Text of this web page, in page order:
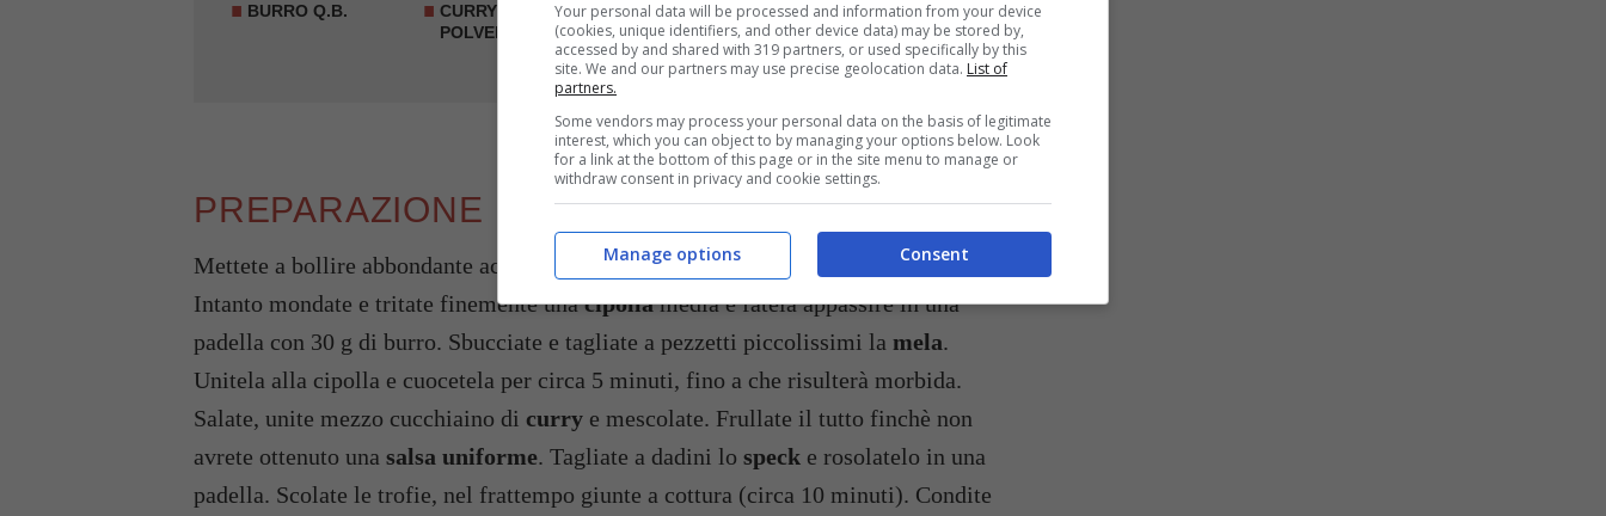
BURRO Q.B. CURRY
POLVERE
PREZZEMOLO Q.B. SALE Q.B.
PREPARAZIONE
Mettete a bollire abbondante acqua. Salatela al bollore e mettete a cuocere le trofie.
Intanto mondate e tritate finemente unacipollamedia e fatela appassire in una
padella con 30 g di burro. Sbucciate e tagliate a pezzetti piccolissimi la mela.
Unitela alla cipolla e cuocetela per circa 5 minuti, fino a che risulterà morbida.
Salate, unite mezzo cucchiaino di curry e mescolate. Frullate il tutto finchè non
avrete ottenuto una salsa uniforme. Tagliate a dadini lo speck e rosolatelo in una
padella. Scolate le trofie, nel frattempo giunte a cottura (circa 10 minuti). Condite
Your personal data will be processed and information from your device
(cookies, unique identifiers, and other device data) may be stored by,
accessed by and shared with 319 partners, or used specifically by this
site. We and our partners may use precise geolocation data. List of
partners.
Some vendors may process your personal data on the basis of legitimate
interest, which you can object to by managing your options below. Look
for a link at the bottom of this page or in the site menu to manage or
withdraw consent in privacy and cookie settings.
Consent
Manage options